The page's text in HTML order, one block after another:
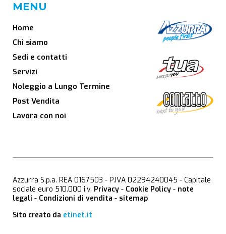
MENU
Home
Chi siamo
Sedi e contatti
Servizi
Noleggio a Lungo Termine
Post Vendita
Lavora con noi
Azzurra S.p.a. REA 0167503 - P.IVA 02294240045 - Capitale
sociale euro 510.000 i.v. Privacy - Cookie Policy - note
legali - Condizioni di vendita - sitemap
Sito creato da etinet.it